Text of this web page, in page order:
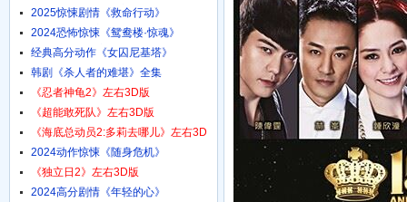
战》4K.HD国语中字
2025惊悚剧情《救命行动》
1080p.HD中字
2024恐怖惊悚《鸳鸯楼·惊魂》
4K.HD国语中字
经典高分动作《女囚尼基塔》
1080p.BD中英双字
韩剧《杀人者的难堪》全集
《忍者神龟2》左右3D版
《超能敢死队》左右3D版
《海底总动员2:多莉去哪儿》左右3D
版
2024动作惊悚《随身危机》
1080p.HD中英双字
《独立日2》左右3D版
2024高分剧情《年轻的心》